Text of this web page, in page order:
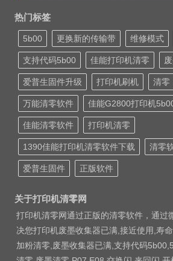
热门标签
5b00 更换新的传输带 维修模式
支持代码5b00 佳能打印机清零
爱普生固件升级 打印机刷机 清零
万能清零软件 佳能G2800打印机
佳能清零软件 打印机清零
1390佳能打印机清零软件下载 清零
爱普生固件 正版软件
关于打印机清零网
打印机清零网通过正版的清零软件，通过
决您打印机废墨收集器已满,接近使用,寿
加粉清零,废墨收集器已满,支持代码